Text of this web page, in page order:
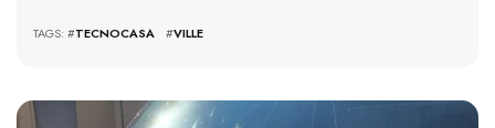
TAGS: #TECNOCASA #VILLE